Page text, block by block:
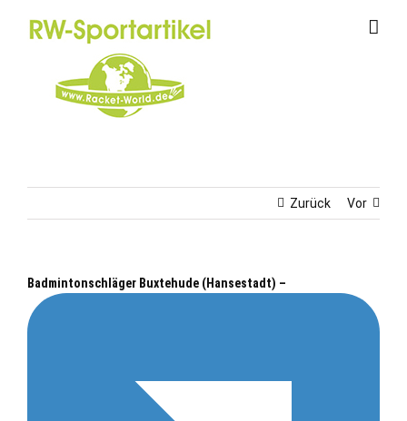
Zurück Vor
Badmintonschläger Buxtehude (Hansestadt) –